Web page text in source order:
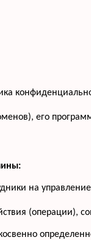
его
на
(операции),